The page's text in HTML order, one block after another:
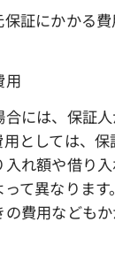
証にかかる
用
には、保証人
としては、保
れ額や借り
て異なりま
費用なども